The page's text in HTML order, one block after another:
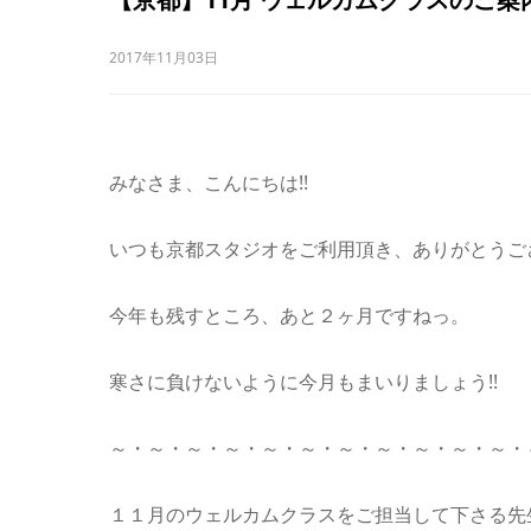
2017年11月03日
みなさま、こんにちは!!
いつも京都スタジオをご利用頂き、ありがとうご
今年も残すところ、あと２ヶ月ですねっ。
寒さに負けないように今月もまいりましょう!!
～・～・～・～・～・～・～・～・～・～・～
１１月のウェルカムクラスをご担当して下さる先